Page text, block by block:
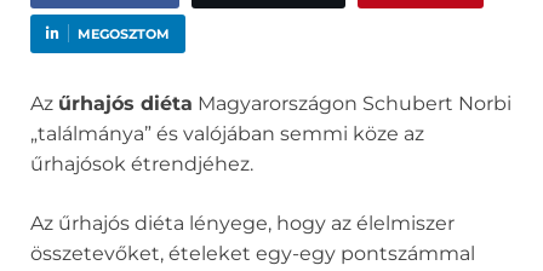
MEGOSZTOM
Az űrhajós diéta Magyarországon Schubert Norbi
„találmánya” és valójában semmi köze az
űrhajósok étrendjéhez.
Az űrhajós diéta lényege, hogy az élelmiszer
összetevőket, ételeket egy-egy pontszámmal